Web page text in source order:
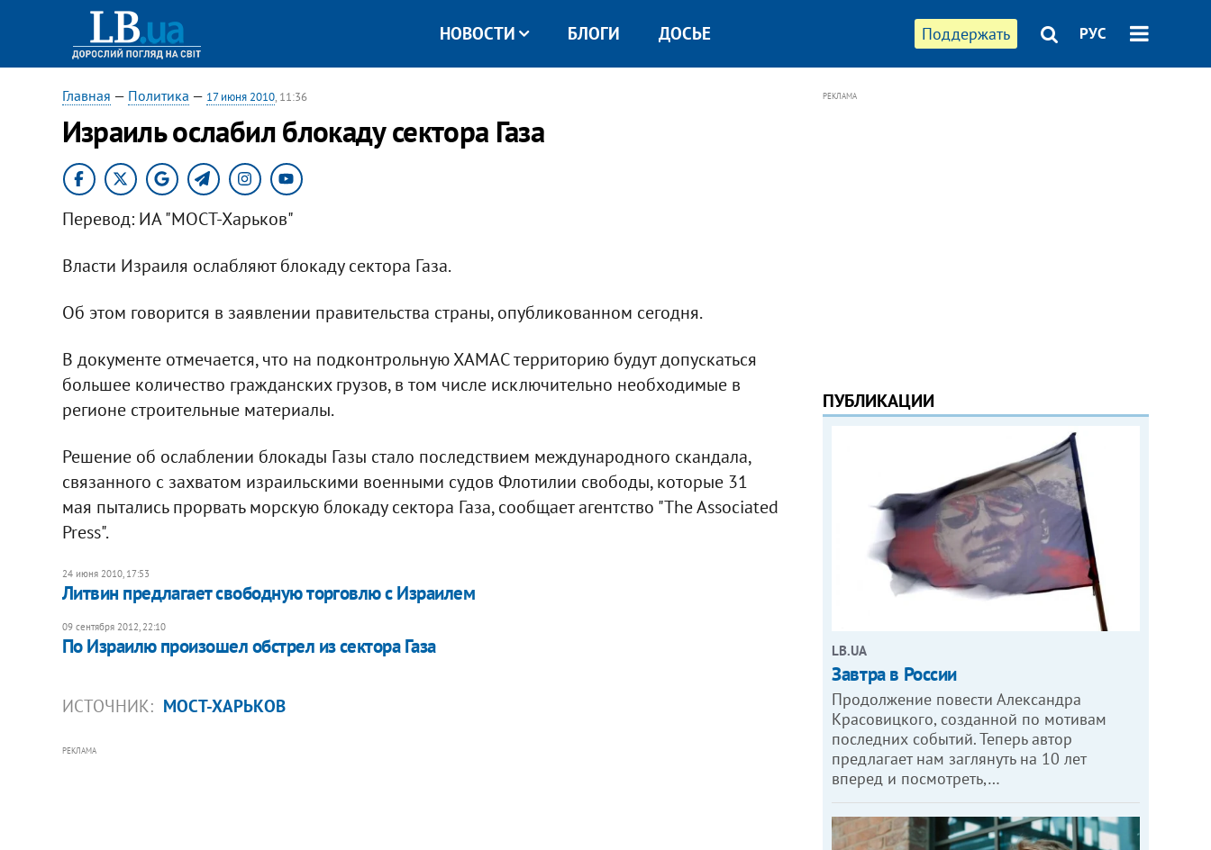
Поддержать РУС
НОВОСТИ БЛОГИ ДОСЬЕ
Главная — Политика — 17 июня 2010, 11:36
Израиль ослабил блокаду сектора Газа
Перевод: ИА "МОСТ-Харьков"
Власти Израиля ослабляют блокаду сектора Газа.
Об этом говорится в заявлении правительства страны, опубликованном сегодня.
В документе отмечается, что на подконтрольную ХАМАС территорию будут допускаться
большее количество гражданских грузов, в том числе исключительно необходимые в
регионе строительные материалы.
Решение об ослаблении блокады Газы стало последствием международного скандала,
связанного с захватом израильскими военными судов Флотилии свободы, которые 31
мая пытались прорвать морскую блокаду сектора Газа, сообщает агентство "The Associated
Press".
24 июня 2010, 17:53
Литвин предлагает свободную торговлю с Израилем
09 сентября 2012, 22:10
По Израилю произошел обстрел из сектора Газа
ИСТОЧНИК: МОСТ-ХАРЬКОВ
РЕКЛАМА
РЕКЛАМА
ПУБЛИКАЦИИ
LB.UA
Завтра в России
Продолжение повести Александра
Красовицкого, созданной по мотивам
последних событий. Теперь автор
предлагает нам заглянуть на 10 лет
вперед и посмотреть,…